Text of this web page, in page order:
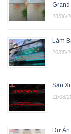
Grand
28/06/
Làm
26/05/
Sản
11/08/
Dự Án